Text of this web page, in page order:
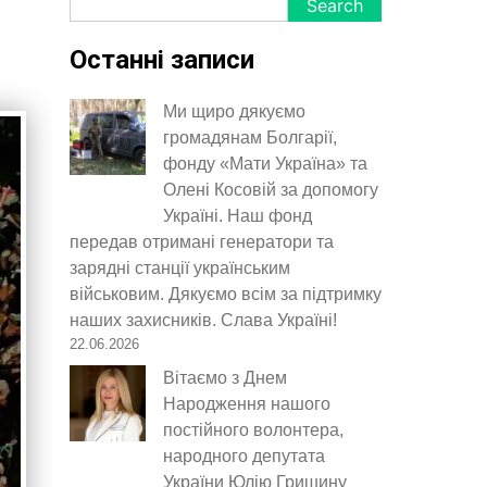
Search
Останні записи
Ми щиро дякуємо
громадянам Болгарії,
фонду «Мати Україна» та
Олені Косовій за допомогу
Україні. Наш фонд
передав отримані генератори та
зарядні станції українським
військовим. Дякуємо всім за підтримку
наших захисників. Слава Україні!
22.06.2026
Вітаємо з Днем
Народження нашого
постійного волонтера,
народного депутата
України Юлію Гришину